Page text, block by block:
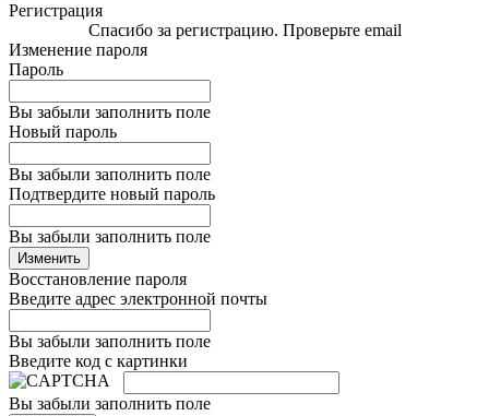
Регистрация
Спасибо за регистрацию. Проверьте email
Изменение пароля
Пароль
Вы забыли заполнить поле
Новый пароль
Вы забыли заполнить поле
Подтвердите новый пароль
Вы забыли заполнить поле
Изменить
Восстановление пароля
Введите адрес электронной почты
Вы забыли заполнить поле
Введите код с картинки
Вы забыли заполнить поле